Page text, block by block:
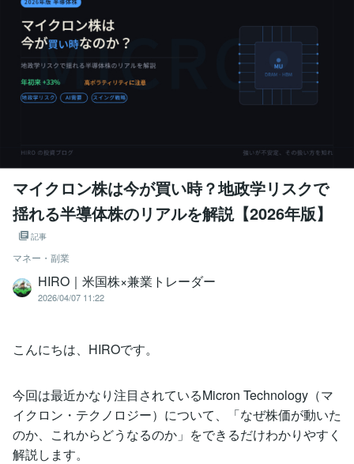
マイクロン株は今が買い時？地政学リスクで
揺れる半導体株のリアルを解説【2026年版】
記事
マネー・副業
HIRO｜米国株×兼業トレーダー
2026/04/07 11:22
こんにちは、HIROです。
今回は最近かなり注目されているMicron Technology（マ
イクロン・テクノロジー）について、「なぜ株価が動いた
のか、これからどうなるのか」をできるだけわかりやすく
解説します。